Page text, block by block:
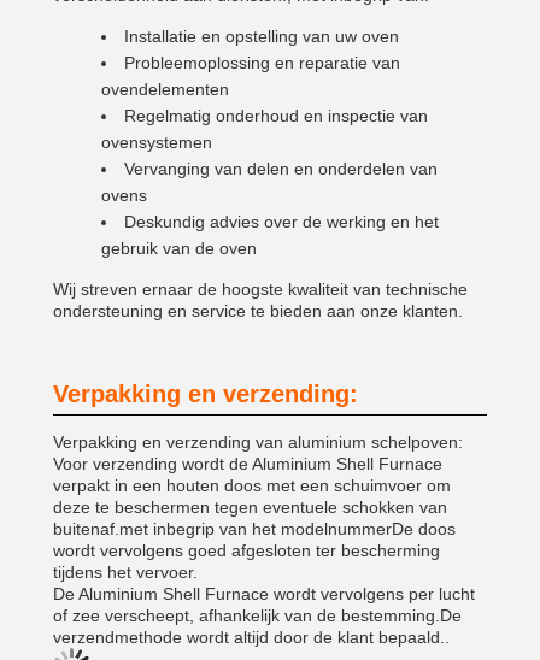
Installatie en opstelling van uw oven
Probleemoplossing en reparatie van
ovendelementen
Regelmatig onderhoud en inspectie van
ovensystemen
Vervanging van delen en onderdelen van
ovens
Deskundig advies over de werking en het
gebruik van de oven
Wij streven ernaar de hoogste kwaliteit van technische
ondersteuning en service te bieden aan onze klanten.
Verpakking en verzending:
Verpakking en verzending van aluminium schelpoven:
Voor verzending wordt de Aluminium Shell Furnace
verpakt in een houten doos met een schuimvoer om
deze te beschermen tegen eventuele schokken van
buitenaf.met inbegrip van het modelnummerDe doos
wordt vervolgens goed afgesloten ter bescherming
tijdens het vervoer.
De Aluminium Shell Furnace wordt vervolgens per lucht
of zee verscheept, afhankelijk van de bestemming.De
verzendmethode wordt altijd door de klant bepaald..